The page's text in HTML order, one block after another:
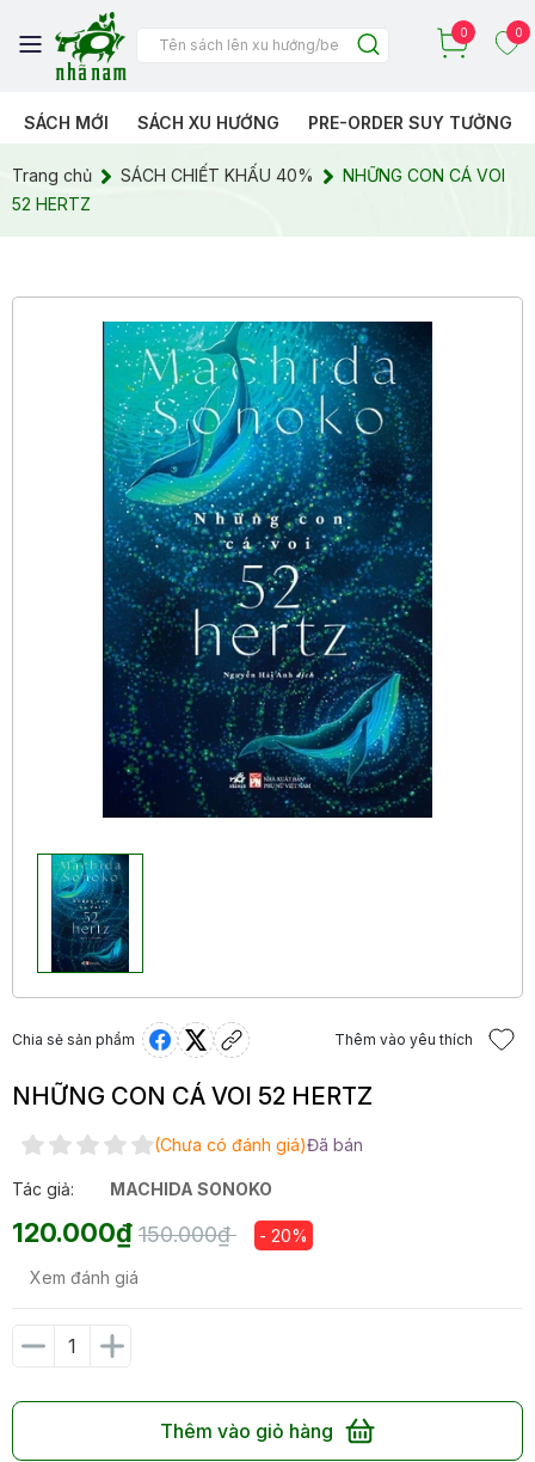
0 0
SÁCH MỚI SÁCH XU HƯỚNG PRE-ORDER SUY TƯỞNG
Trang chủ SÁCH CHIẾT KHẤU 40%
NHỮNG CON CÁ VOI
52 HERTZ
Chia sẻ sản phẩm Thêm vào yêu thích
NHỮNG CON CÁ VOI 52 HERTZ
(Chưa có đánh giá)Đã bán
Tác giả: MACHIDA SONOKO
120.000₫ 150.000₫ - 20%
Xem đánh giá
Thêm vào giỏ hàng